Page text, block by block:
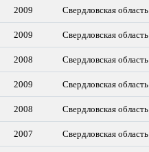
2009 Свердловская область
2009 Свердловская область
2008 Свердловская область
2009 Свердловская область
2008 Свердловская область
2007 Свердловская область